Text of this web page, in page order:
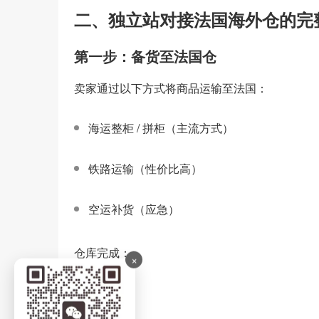
二、独立站对接法国海外仓的完
第一步：备货至法国仓
卖家通过以下方式将商品运输至法国：
海运整柜 / 拼柜（主流方式）
铁路运输（性价比高）
空运补货（应急）
仓库完成：
入库质检
×